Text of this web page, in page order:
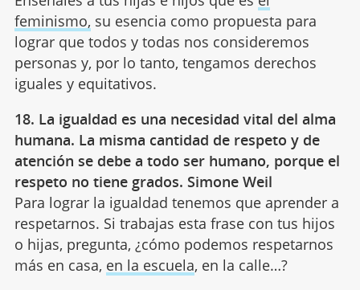
feminismo, su esencia como propuesta para
lograr que todos y todas nos consideremos
personas y, por lo tanto, tengamos derechos
iguales y equitativos.
18. La igualdad es una necesidad vital del alma
humana. La misma cantidad de respeto y de
atención se debe a todo ser humano, porque el
respeto no tiene grados. Simone Weil
Para lograr la igualdad tenemos que aprender a
respetarnos. Si trabajas esta frase con tus hijos
o hijas, pregunta, ¿cómo podemos respetarnos
más en casa, en la escuela, en la calle…?